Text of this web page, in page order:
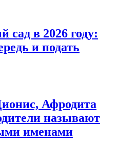
сад в 2026 году:
и подать
Афродита
называют
именами